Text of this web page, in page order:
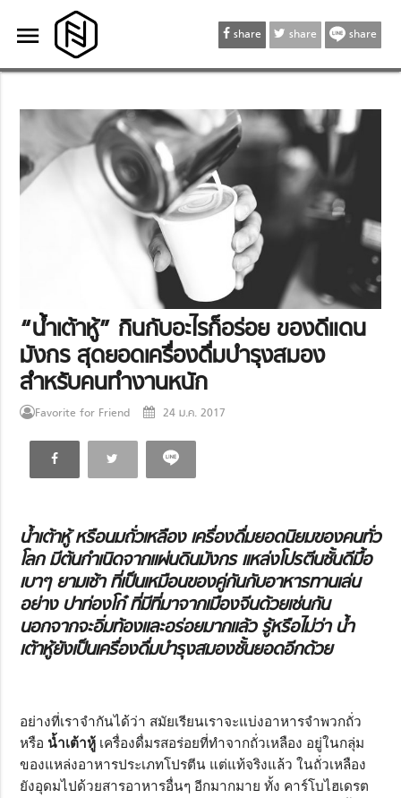
menu
menu share share share
“น้ำเต้าหู้” กินกับอะไรก็อร่อย ของดีแดน
มังกร สุดยอดเครื่องดื่มบำรุงสมอง
สำหรับคนทำงานหนัก
Favorite for Friend 24 ม.ค. 2017
น้ำเต้าหู้ หรือนมถั่วเหลือง เครื่องดื่มยอดนิยมของคนทั่ว
โลก มีต้นกำเนิดจากแผ่นดินมังกร แหล่งโปรตีนชั้นดีมื้อ
เบาๆ ยามเช้าที่เป็นเหมือนของคู่กันกับอาหารทานเล่น
อย่าง ปาท่องโก๋ ที่มีที่มาจากเมืองจีนด้วยเช่นกัน
นอกจากจะอิ่มท้องและอร่อยมากแล้ว รู้หรือไม่ว่า น้ำ
เต้าหู้ยังเป็นเครื่องดื่มบำรุงสมองชั้นยอดอีกด้วย
อย่างที่เราจำกันได้ว่า สมัยเรียนเราจะแบ่งอาหารจำพวกถั่ว
หรือ น้ำเต้าหู้ เครื่องดื่มรสอร่อยที่ทำจากถั่วเหลือง อยู่ในกลุ่ม
ของแหล่งอาหารประเภทโปรตีน แต่แท้จริงแล้ว ในถั่วเหลือง
ยังอุดมไปด้วยสารอาหารอื่นๆ อีกมากมาย ทั้ง คาร์โบไฮเดรต